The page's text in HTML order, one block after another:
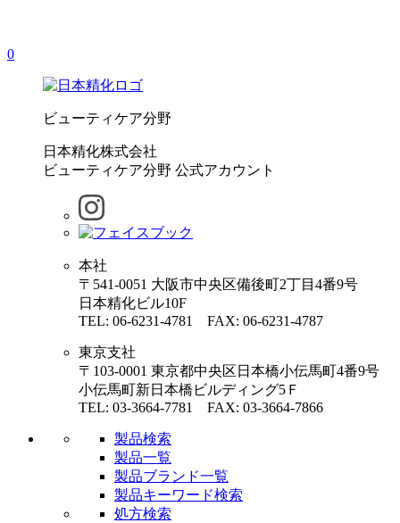
0
ビューティケア分野
日本精化株式会社
ビューティケア分野 公式アカウント
本社
〒541-0051 大阪市中央区備後町2丁目4番9号
日本精化ビル10F
TEL: 06-6231-4781 FAX: 06-6231-4787
東京支社
〒103-0001 東京都中央区日本橋小伝馬町4番9号
小伝馬町新日本橋ビルディング5Ｆ
TEL: 03-3664-7781 FAX: 03-3664-7866
製品検索
製品一覧
製品ブランド一覧
製品キーワード検索
処方検索